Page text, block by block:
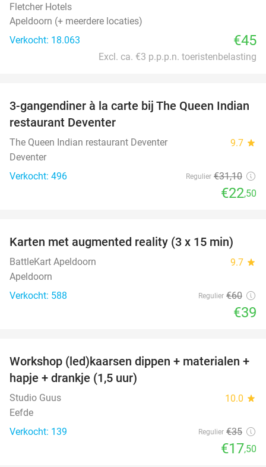
Fletcher Hotels
Apeldoorn (+ meerdere locaties)
Verkocht: 18.063
€45
Excl. ca. €3 p.p.p.n. toeristenbelasting
28%
3-gangendiner à la carte bij The Queen Indian
restaurant Deventer
The Queen Indian restaurant Deventer 9.7 star
Deventer
Verkocht: 496
Regulier €31,10
€22,50
35%
Karten met augmented reality (3 x 15 min)
BattleKart Apeldoorn 9.7 star
Apeldoorn
Verkocht: 588
Regulier €60
€39
50%
Workshop (led)kaarsen dippen + materialen +
hapje + drankje (1,5 uur)
Studio Guus 10.0 star
Eefde
Verkocht: 139
Regulier €35
€17,50